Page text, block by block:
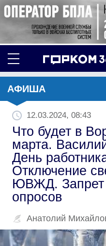
АФИША
12.03.2024, 08:43
Что будет в
марта.
День
Отключение
ЮВЖД. Запрет
опросов
Анатолий